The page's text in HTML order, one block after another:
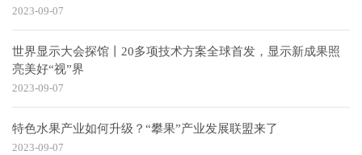
2023-09-07
世界显示大会探馆丨20多项技术方案全球首发，显示新成果照
亮美好“视”界
2023-09-07
特色水果产业如何升级？“攀果”产业发展联盟来了
2023-09-07